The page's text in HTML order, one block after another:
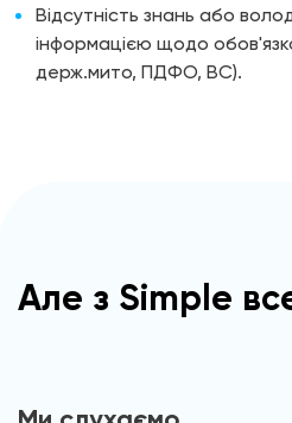
Відсутність знань або
інформацією щодо
держ.мито, ПДФО, ВС).
Але з Simple